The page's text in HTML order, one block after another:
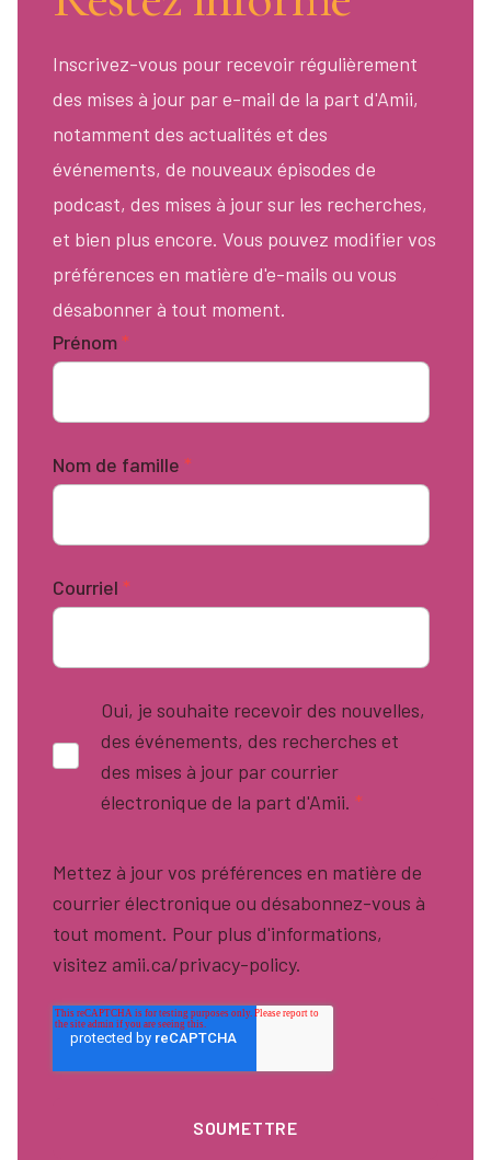
Inscrivez-vous pour recevoir régulièrement
des mises à jour par e-mail de la part d'Amii,
notamment des actualités et des
événements, de nouveaux épisodes de
podcast, des mises à jour sur les recherches,
et bien plus encore. Vous pouvez modifier vos
préférences en matière d'e-mails ou vous
désabonner à tout moment.
Prénom*
Nom de famille *
Courriel *
Oui, je souhaite recevoir des nouvelles,
des événements, des recherches et
des mises à jour par courrier
électronique de la part d'Amii. *
Mettez à jour vos préférences en matière de
courrier électronique ou désabonnez-vous à
tout moment. Pour plus d'informations,
visitez amii.ca/privacy-policy.